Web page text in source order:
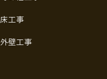
床工事
外壁工事